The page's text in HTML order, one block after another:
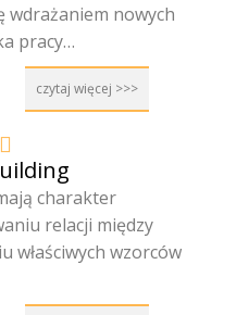
wdrażaniem nowych
pracy…
czytaj więcej >>>
charakter
relacji między
właściwych wzorców